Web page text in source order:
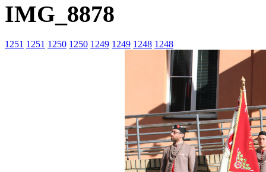
IMG_8878
1251 1251 1250 1250 1249 1249 1248 1248